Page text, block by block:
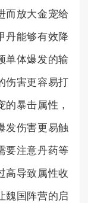
而放大金宠给
丹能够有效降
单体爆发的输
伤害更容易打
暴击属性，
发伤害更易触
要注意丹药等
高导致属性收
魏国阵营的启